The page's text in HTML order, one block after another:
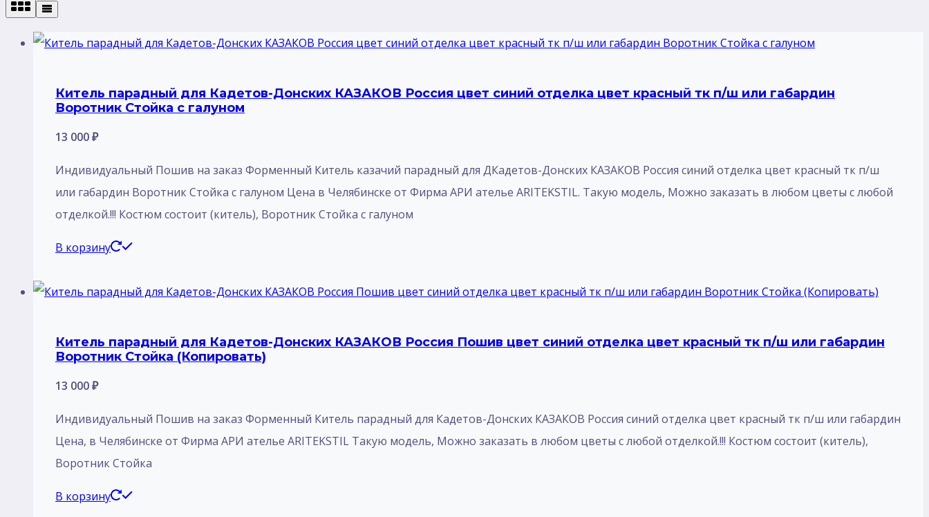
Китель парадный для Кадетов-Донских КАЗАКОВ Россия цвет синий отделка цвет красный тк п/ш или габардин
Воротник Стойка с галуном
13 000₽
Индивидуальный Пошив на заказ Форменный Китель казачий парадный для ДКадетов-Донских КАЗАКОВ Россия синий отделка цвет красный тк п/ш
или габардин Воротник Стойка с галуном Цена в Челябинске от Фирма АРИ ателье ARITEKSTIL. Такую модель, Mожно заказать в любом цветы с любой
отделкой.!!! Костюм состоит (китель), Воротник Стойка с галуном
В корзину
Китель парадный для Кадетов-Донских КАЗАКОВ Россия Пошив цвет синий отделка цвет красный тк п/ш или габардин
Воротник Стойка (Копировать)
13 000₽
Индивидуальный Пошив на заказ Форменный Китель парадный для Кадетов-Донских КАЗАКОВ Россия синий отделка цвет красный тк п/ш или габардин
Цена, в Челябинске от Фирма АРИ ателье ARITEKSTIL Такую модель, Mожно заказать в любом цветы с любой отделкой.!!! Костюм состоит (китель),
Воротник Стойка
В корзину